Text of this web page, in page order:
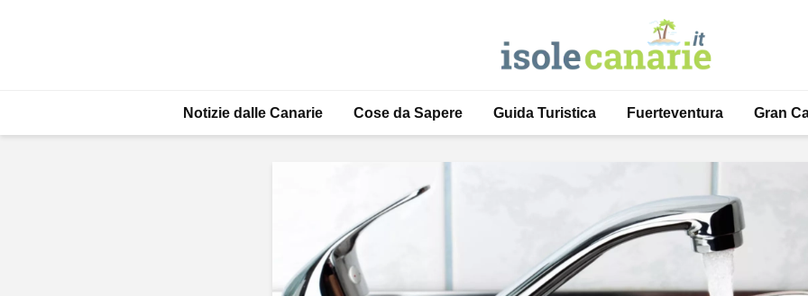
Notizie dalle Canarie Cose da Sapere Guida Turistica Fuerteventura Gran